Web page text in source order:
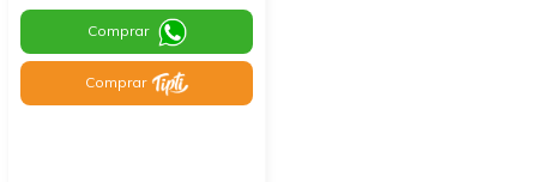
Comprar
Comprar